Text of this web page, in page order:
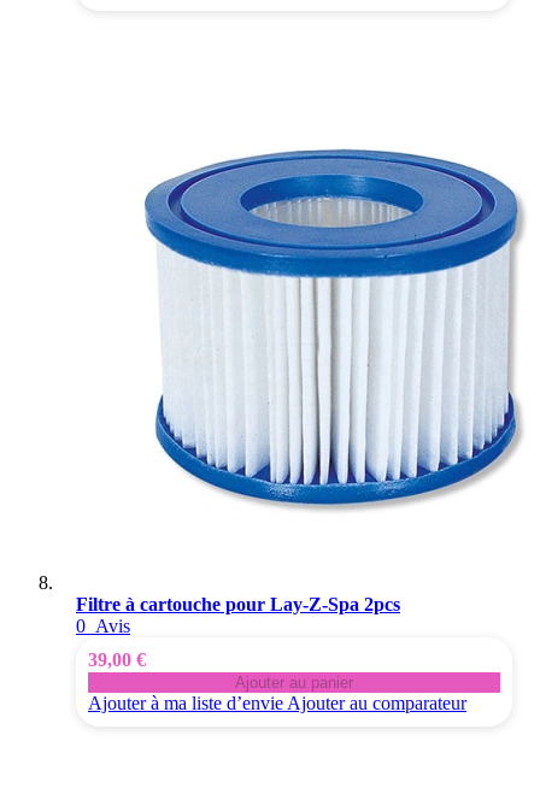
Filtre à cartouche pour Lay-Z-Spa 2pcs
0 Avis
39,00 €
Ajouter au panier
Ajouter à ma liste d’envie Ajouter au comparateur